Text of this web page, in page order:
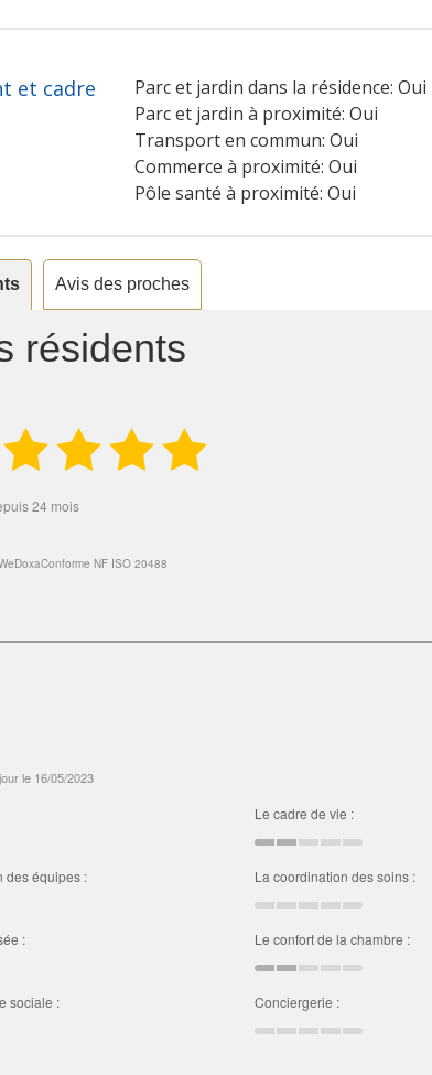
et cadre
Parc et jardin dans la résidence: Oui
Parc et jardin à proximité: Oui
Transport en commun: Oui
Commerce à proximité: Oui
Pôle santé à proximité: Oui
Avis des proches
résidents
24 mois
Conforme NF ISO 20488
le 16/05/2023
Le cadre de vie :
des équipes : La coordination des soins :
: Le confort de la chambre :
sociale : Conciergerie :